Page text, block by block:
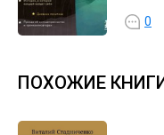
0
ПОХОЖИЕ